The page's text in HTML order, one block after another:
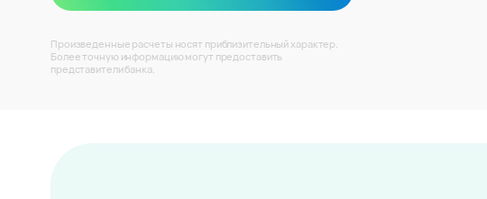
Произведенные расчеты носят приблизительный характер.
Более точную информацию могут предоставить
представители банка.